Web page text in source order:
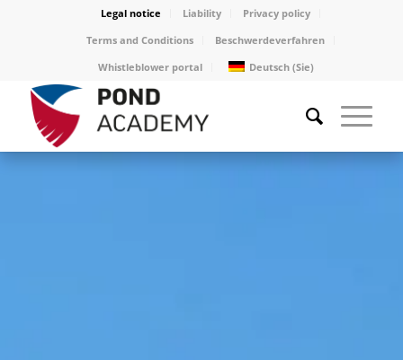
Legal notice Liability
Privacy policy
Terms and Conditions
Beschwerdeverfahren
Whistleblower portal
Deutsch (Sie)